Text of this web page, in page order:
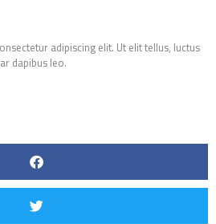
adipiscing elit. Ut elit tellus, luctus
dapibus leo.